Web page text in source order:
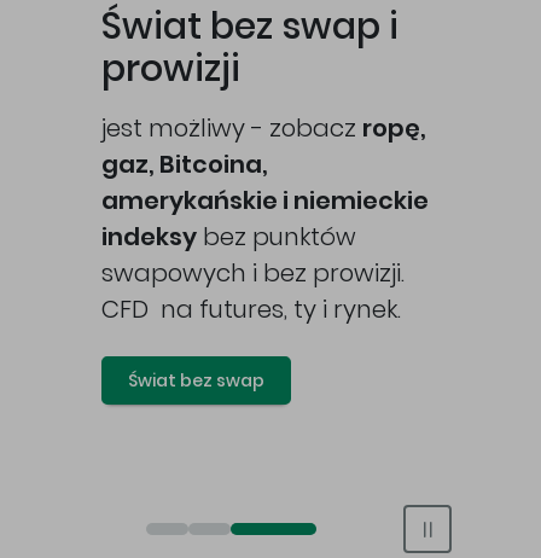
Świat bez swap i
prowizji
jest możliwy - zobacz ropę,
gaz, Bitcoina,
amerykańskie i niemieckie
indeksy bez punktów
swapowych i bez prowizji.
CFD na futures, ty i rynek.
Świat bez swap
Otwórz rachunek maklerski online
Otwórz konto IKE/IKZE
Świat bez swap i prowizji